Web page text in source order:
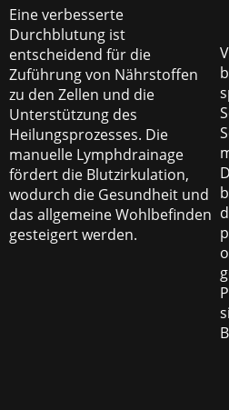
Eine verbesserte
Durchblutung ist
entscheidend für die
Zuführung von Nährstoffen
zu den Zellen und die
Unterstützung des
Heilungsprozesses. Die
manuelle Lymphdrainage
fördert die Blutzirkulation,
wodurch die Gesundheit und
das allgemeine Wohlbefinden
gesteigert werden.